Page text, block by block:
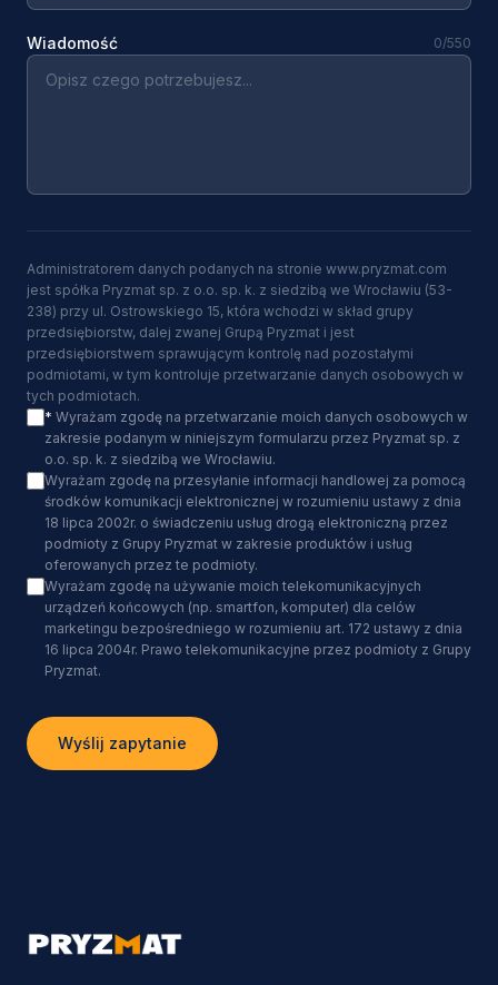
Wiadomość 0/550
Administratorem danych podanych na stronie www.pryzmat.com
jest spółka Pryzmat sp. z o.o. sp. k. z siedzibą we Wrocławiu (53-
238) przy ul. Ostrowskiego 15, która wchodzi w skład grupy
przedsiębiorstw, dalej zwanej Grupą Pryzmat i jest
przedsiębiorstwem sprawującym kontrolę nad pozostałymi
podmiotami, w tym kontroluje przetwarzanie danych osobowych w
tych podmiotach.
* Wyrażam zgodę na przetwarzanie moich danych osobowych w
zakresie podanym w niniejszym formularzu przez Pryzmat sp. z
o.o. sp. k. z siedzibą we Wrocławiu.
Wyrażam zgodę na przesyłanie informacji handlowej za pomocą
środków komunikacji elektronicznej w rozumieniu ustawy z dnia
18 lipca 2002r. o świadczeniu usług drogą elektroniczną przez
podmioty z Grupy Pryzmat w zakresie produktów i usług
oferowanych przez te podmioty.
Wyrażam zgodę na używanie moich telekomunikacyjnych
urządzeń końcowych (np. smartfon, komputer) dla celów
marketingu bezpośredniego w rozumieniu art. 172 ustawy z dnia
16 lipca 2004r. Prawo telekomunikacyjne przez podmioty z Grupy
Pryzmat.
Wyślij zapytanie